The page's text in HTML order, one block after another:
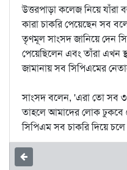
উত্তরপাড়া কলেজ নিয়ে
কারা চাকরি পেয়েছেন সব
তৃণমূল সাংসদ জানিয়ে দেন
পেয়েছিলেন এবং তাঁরা এখন
জামানায় সব সিপিএমের
সাংসদ বলেন, 'এরা তো সব
তাহলে আমাদের লোক ঢুকবে
সিপিএম সব চাকরি দিয়ে চলে